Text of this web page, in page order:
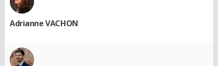
Adrianne VACHON